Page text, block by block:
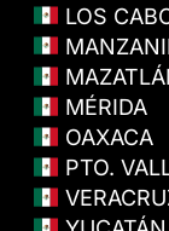
LOS
MÉRIDA
OAXACA
PTO.